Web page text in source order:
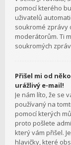
pomocí kterého
uživatelů
soukromé zprávy
moderátorům. Ti
soukromých
Přišel mi od
urážlivý e-mail!
Je nám líto, že se
používaný na
pomocí kterých
proto pošlete
který vám přišel.
hlavičky, které